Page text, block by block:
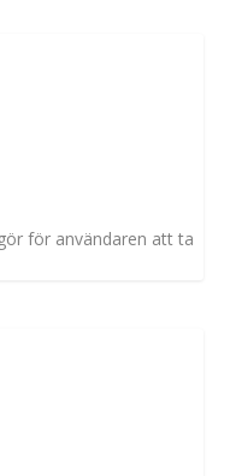
för användaren att ta